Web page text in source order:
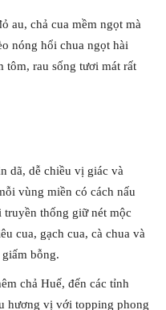
au, chả cua mềm ngọt mà
nóng hổi chua ngọt hài
tôm, rau sống tươi mát rất
dã, dễ chiều vị giác và
vùng miền có cách nấu
thống giữ nét mộc
cua, gạch cua, cà chua và
bỗng.
chả Huế, đến các tỉnh
hương vị với topping phong